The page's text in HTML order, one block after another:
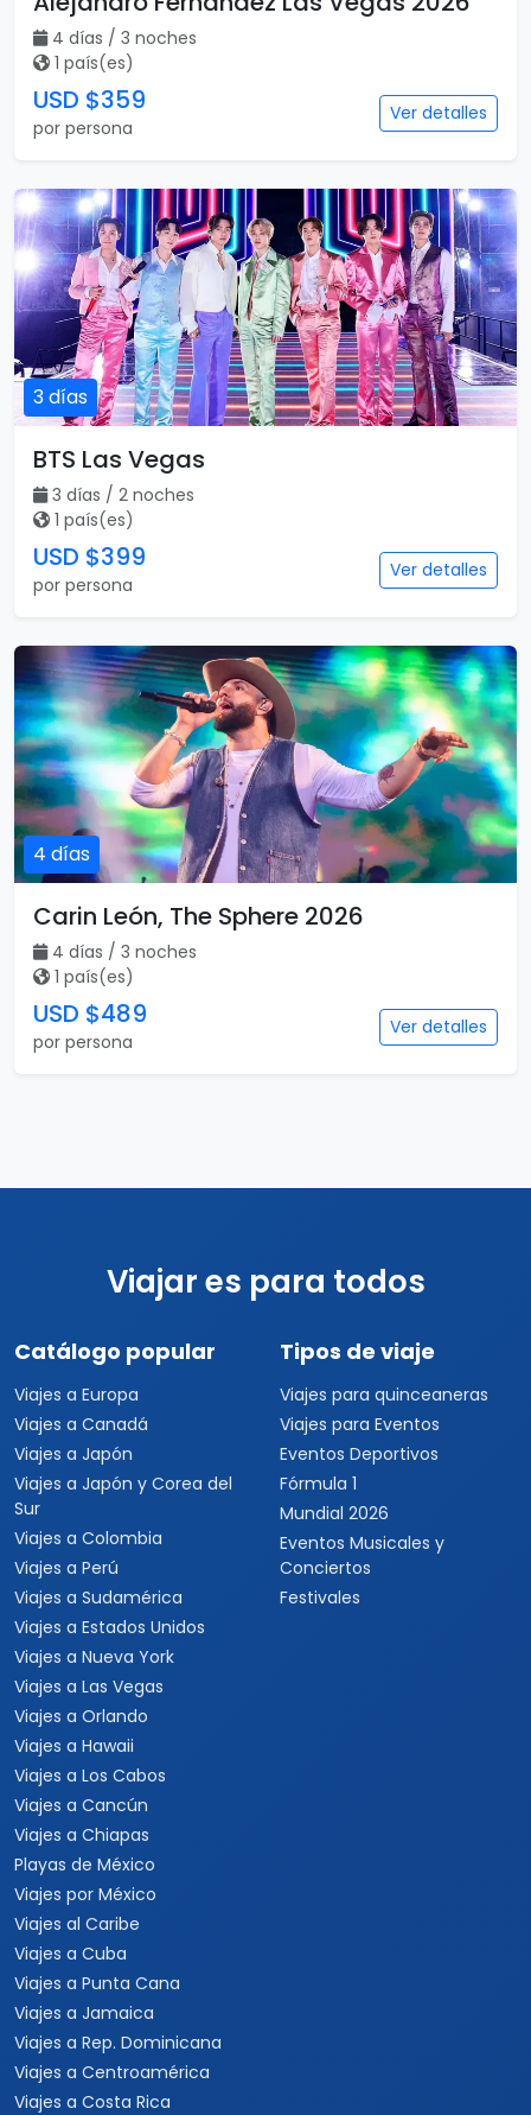
4 días / 3 noches
1 país(es)
USD $359
por persona
Ver detalles
3 días
BTS Las Vegas
3 días / 2 noches
1 país(es)
USD $399
por persona
Ver detalles
4 días
Carin León, The Sphere 2026
4 días / 3 noches
1 país(es)
USD $489
por persona
Ver detalles
Viajar es para todos
Catálogo popular
Viajes a Europa
Viajes a Canadá
Viajes a Japón
Viajes a Japón y Corea del
Sur
Viajes a Colombia
Viajes a Perú
Viajes a Sudamérica
Viajes a Estados Unidos
Viajes a Nueva York
Viajes a Las Vegas
Viajes a Orlando
Viajes a Hawaii
Viajes a Los Cabos
Viajes a Cancún
Viajes a Chiapas
Playas de México
Viajes por México
Viajes al Caribe
Viajes a Cuba
Viajes a Punta Cana
Viajes a Jamaica
Viajes a Rep. Dominicana
Viajes a Centroamérica
Viajes a Costa Rica
Tipos de viaje
Viajes para quinceaneras
Viajes para Eventos
Eventos Deportivos
Fórmula 1
Mundial 2026
Eventos Musicales y
Conciertos
Festivales